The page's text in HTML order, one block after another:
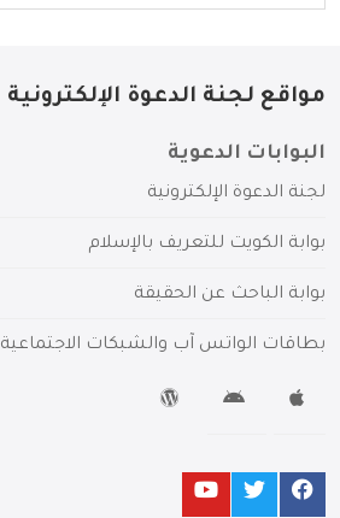
مواقع لجنة الدعوة الإلكترونية
البوابات الدعوية
لجنة الدعوة الإلكترونية
بوابة الكويت للتعريف بالإسلام
بوابة الباحث عن الحقيقة
بطاقات الواتس آب والشبكات الاجتماعية